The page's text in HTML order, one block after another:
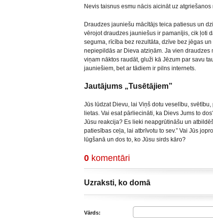
Nevis taisnus esmu nācis aicināt uz
Draudzes jauniešu mācītājs teica patiesus un
vērojot draudzes jauniešus ir pamanījis, cik ļoti
seguma, rīcība bez rezultāta, dzīve bez jēgas
nepiepildās ar Dieva atziņām. Ja vien draudzes
viņam nāktos raudāt, gluži kā Jēzum par savu
jauniešiem, bet ar tādiem ir pilns internets.
Jautājums „Tusētājiem”
Jūs lūdzat Dievu, lai Viņš dotu veselību,
lietas. Vai esat pārliecināti, ka Dievs Jums to
Jūsu reakcija? Es lieki neapgrūtināšu un
patiesības ceļa, lai atbrīvotu to sev.” Vai Jūs
lūgšanā un dos to, ko Jūsu sirds kāro?
0 komentāri
Uzraksti, ko domā
Vārds: